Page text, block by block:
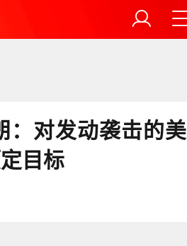
：对发动袭击的美
目标